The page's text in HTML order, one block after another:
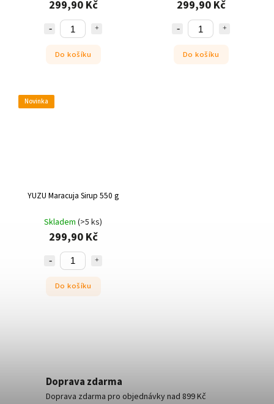
299,90 Kč
Do košíku
299,90 Kč
Do košíku
Novinka
YUZU Maracuja Sirup 550 g
Skladem (>5 ks)
299,90 Kč
Do košíku
Doprava zdarma
Doprava zdarma pro objednávky nad 899 Kč